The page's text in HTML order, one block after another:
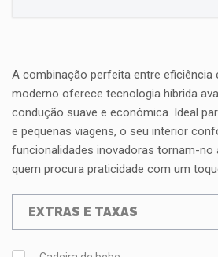
A combinação perfeita entre eficiência
moderno oferece tecnologia híbrida
condução suave e económica. Ideal
e pequenas viagens, o seu interior
funcionalidades inovadoras tornam-no
quem procura praticidade com um
EXTRAS E TAXAS